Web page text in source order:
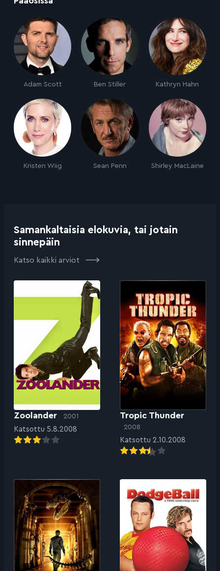
Adam Scott Ben Stiller Kathryn Hahn
Kristen Wiig Sean Penn Shirley MacLaine
Samankaltaisia elokuvia, tai jotain
sinnepäin
Katso kaikki arviot
Zoolander 2001
Katsottu 5.8.2008
Tropic Thunder
2008
Katsottu 2.10.2008